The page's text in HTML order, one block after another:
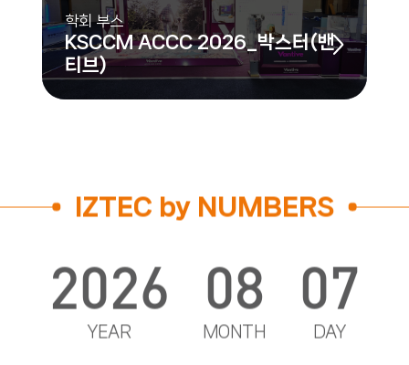
학회 부스
KSCCM ACCC 2026_박스터(밴
티브)
IZTEC by NUMBERS
2026
YEAR
08
MONTH
07
DAY